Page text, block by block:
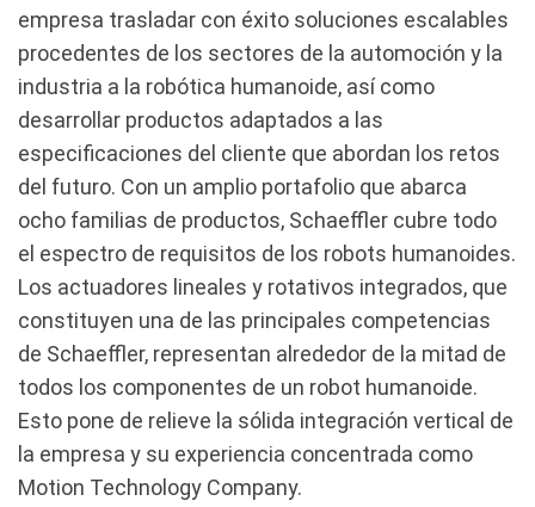
empresa trasladar con éxito soluciones escalables
procedentes de los sectores de la automoción y la
industria a la robótica humanoide, así como
desarrollar productos adaptados a las
especificaciones del cliente que abordan los retos
del futuro. Con un amplio portafolio que abarca
ocho familias de productos, Schaeffler cubre todo
el espectro de requisitos de los robots humanoides.
Los actuadores lineales y rotativos integrados, que
constituyen una de las principales competencias
de Schaeffler, representan alrededor de la mitad de
todos los componentes de un robot humanoide.
Esto pone de relieve la sólida integración vertical de
la empresa y su experiencia concentrada como
Motion Technology Company.